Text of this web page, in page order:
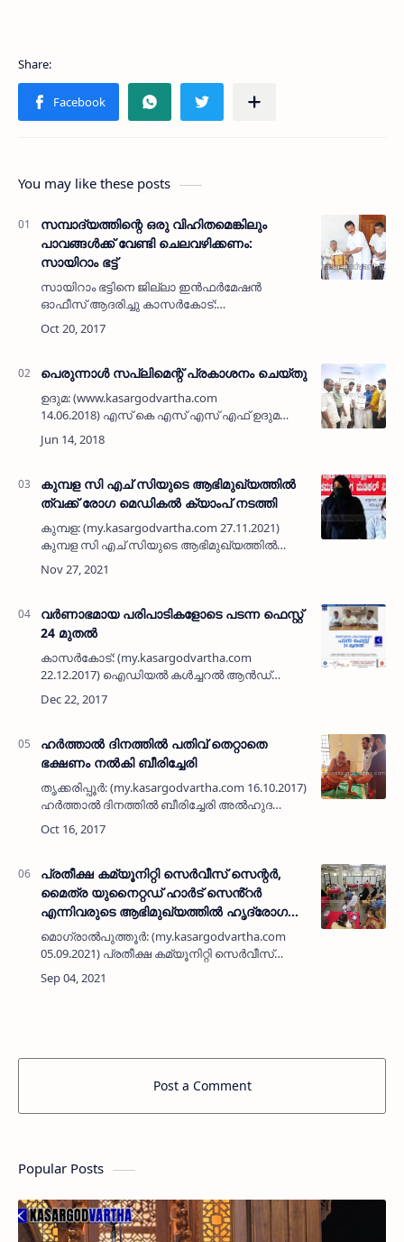
You may like these posts
സമ്പാദ്യത്തിന്റെ ഒരു വിഹിതമെങ്കിലും
പാവങ്ങള്‍ക്ക് വേണ്ടി ചെലവഴിക്കണം:
സായിറാം ഭട്ട്
സായിറാം ഭട്ടിനെ ജില്ലാ ഇന്‍ഫര്‍മേഷന്‍
ഓഫീസ് ആദരിച്ചു കാസര്‍കോട്:
(my.kasargodvartha.com 20/10/2017)
എല്ലാവരും സമ്പാദ്യങ്ങള്‍ വര്‍ധിപ്പിക്കുന്നതിന്റെ
പെരുന്നാള്‍ സപ്ലിമെന്റ് പ്രകാശനം ചെയ്തു
ഉദുമ: (www.kasargodvartha.com
14.06.2018) എസ് കെ എസ് എസ് എഫ് ഉദുമ
ശാഖ കമ്മിറ്റി 20-ാം വാര്‍ഷികത്തോടനുബന്ധിച്ച്
പുറത്തറക്കുന്ന 18-ാം പതിപ്പായ അല്‍ ബിഷാറ
കുമ്പള സി എച് സിയുടെ ആഭിമുഖ്യത്തിൽ
ത്വക്ക് രോഗ മെഡികൽ ക്യാംപ് നടത്തി
കുമ്പള: (my.kasargodvartha.com 27.11.2021)
കുമ്പള സി എച് സിയുടെ ആഭിമുഖ്യത്തിൽ
കുണ്ടംങ്കാറടുക്ക കോളനിയിൽ ത്വക്ക് രോഗ
മെഡിക്കൽ ക്യാംപ് നടത്തി. ദേശീയ കുഷ്ഠരോഗ
വര്‍ണാഭമായ പരിപാടികളോടെ പടന്ന ഫെസ്റ്റ്
24 മുതല്‍
കാസര്‍കോട്: (my.kasargodvartha.com
22.12.2017) ഐഡിയല്‍ കള്‍ച്ചറല്‍ ആന്‍ഡ്
ചാരിറ്റബിള്‍ സൊസൈറ്റി സംഘടിപ്പിക്കുന്ന പടന്ന
ഫെസ്റ്റ് 24 മുതല്‍ 2018 ജനുവരി ഏഴ് വരെ
ഹര്‍ത്താല്‍ ദിനത്തില്‍ പതിവ് തെറ്റാതെ
ഭക്ഷണം നല്‍കി ബീരിച്ചേരി
തൃക്കരിപ്പൂര്‍: (my.kasargodvartha.com 16.10.2017)
ഹര്‍ത്താല്‍ ദിനത്തില്‍ ബീരിച്ചേരി അല്‍ഹുദ
ക്ലബ്ബിന്റെയും, വൈ എം സി എയുടെയും
പ്രവര്‍ത്തകര്‍ തൃക്കരിപ്പൂര്‍ സി എച്ച് സെന്റര്‍
പ്രതീക്ഷ കമ്യൂനിറ്റി സെർവീസ് സെന്റർ,
മൈത്ര യുനൈറ്റഡ് ഹാർട് സെൻ്റർ
എന്നിവരുടെ ആഭിമുഖ്യത്തിൽ ഹൃദ്രോഗ
നിർണയ ക്യാംപ് സംഘടിപ്പിച്ചു
മൊഗ്രാൽപുത്തൂർ: (my.kasargodvartha.com
05.09.2021) പ്രതീക്ഷ കമ്യൂനിറ്റി സെർവീസ്
സെൻറർ, മൈത്ര യുനൈറ്റഡ് ഹാർട് സെൻ്റർ
എന്നിവയുടെ ആഭിമുഖ്യത്തിൽ ഹൃദ് രോഗ
Post a Comment
Popular Posts